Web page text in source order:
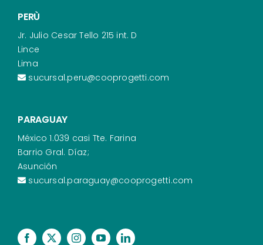
PERÙ
Jr. Julio Cesar Tello 215 int. D
Lince
Lima
sucursal.peru@cooprogetti.com
PARAGUAY
México 1.039 casi Tte. Farina
Barrio Gral. Díaz;
Asunción
sucursal.paraguay@cooprogetti.com